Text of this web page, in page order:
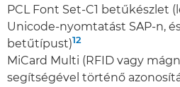
PCL Font Set-C1 betűkészlet
Unicode-nyomtatást SAP-n,
betűtípust)12
MiCard Multi (RFID vagy
segítségével történő